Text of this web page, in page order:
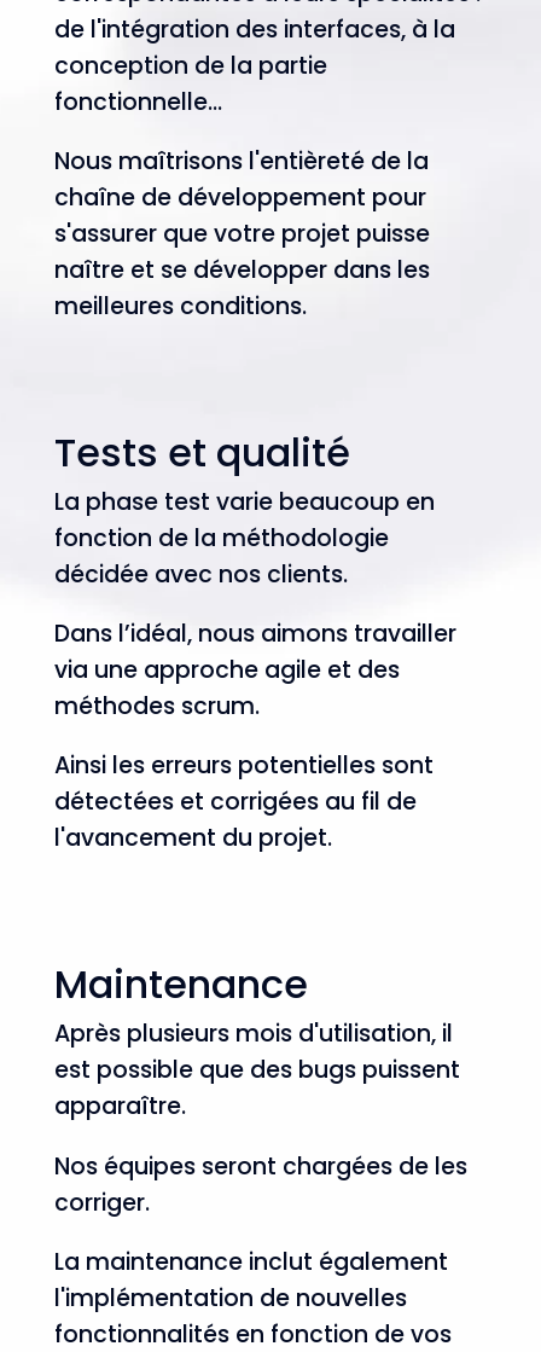
de l'intégration des interfaces, à la
conception de la partie
fonctionnelle...
Nous maîtrisons l'entièreté de la
chaîne de développement pour
s'assurer que votre projet puisse
naître et se développer dans les
meilleures conditions.
Tests et qualité
La phase test varie beaucoup en
fonction de la méthodologie
décidée avec nos clients.
Dans l’idéal, nous aimons travailler
via une approche agile et des
méthodes scrum.
Ainsi les erreurs potentielles sont
détectées et corrigées au fil de
l'avancement du projet.
Maintenance
Après plusieurs mois d'utilisation, il
est possible que des bugs puissent
apparaître.
Nos équipes seront chargées de les
corriger.
La maintenance inclut également
l'implémentation de nouvelles
fonctionnalités en fonction de vos